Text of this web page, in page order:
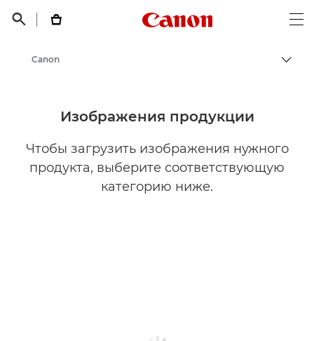
 
Canon Logo, back
Canon
Изображения продукции
Чтобы загрузить изображения нужного
продукта, выберите соответствующую
категорию ниже.